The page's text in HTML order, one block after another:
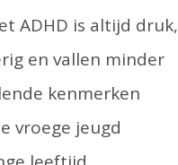
ADHD is altijd druk,
en vallen minder
kenmerken
vroege jeugd